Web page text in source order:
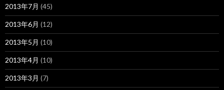
2013年7月 (45)
2013年6月 (12)
2013年5月 (10)
2013年4月 (10)
2013年3月 (7)